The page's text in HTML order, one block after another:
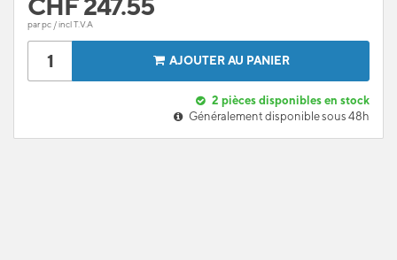
par pc / incl T.V.A
AJOUTER AU PANIER
2 pièces disponibles en stock
Généralement disponible sous 48h